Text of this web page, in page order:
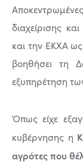
διαχείρισης
και την ΕΚΧΑ
βοηθήσει τη
εξυπηρέτηση
Όπως είχε
κυβέρνησης η
αγρότες που